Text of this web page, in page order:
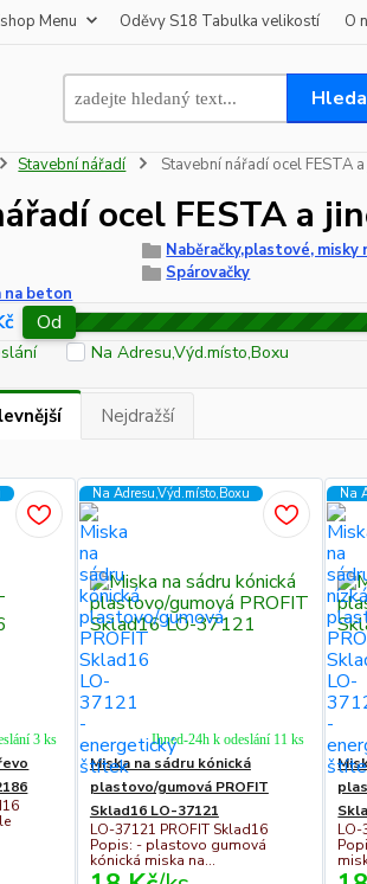
Menu Oděvy S18 Tabulka velikostí O
Stavební nářadí Stavební nářadí ocel FESTA
ocel FESTA a
Naběračky,plastové, misky
Spárovačky
na beton
Od
Na Adresu,Výd.místo,Boxu
Nejdražší
3 ks
Na Adresu,Výd.místo,Boxu
Miska na sádru kónická
plastovo/gumová PROFIT
Sklad16 LO-37121
LO-37121 PROFIT Sklad16
Popis: - plastovo gumová
kónická miska na...
Ihned-24h k odeslání 11 ks
Na
LO-